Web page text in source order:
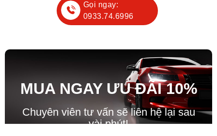
Gọi ngay:
0933.74.6996
MUA NGAY ƯU ĐÃI10%
Chuyên viên tư vấn sẽ liên hệ lại sau
vài phút!